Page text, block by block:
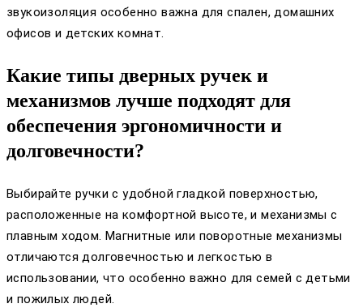
звукоизоляция особенно важна для спален, домашних
офисов и детских комнат.
Какие типы дверных ручек и
механизмов лучше подходят для
обеспечения эргономичности и
долговечности?
Выбирайте ручки с удобной гладкой поверхностью,
расположенные на комфортной высоте, и механизмы с
плавным ходом. Магнитные или поворотные механизмы
отличаются долговечностью и легкостью в
использовании, что особенно важно для семей с детьми
и пожилых людей.